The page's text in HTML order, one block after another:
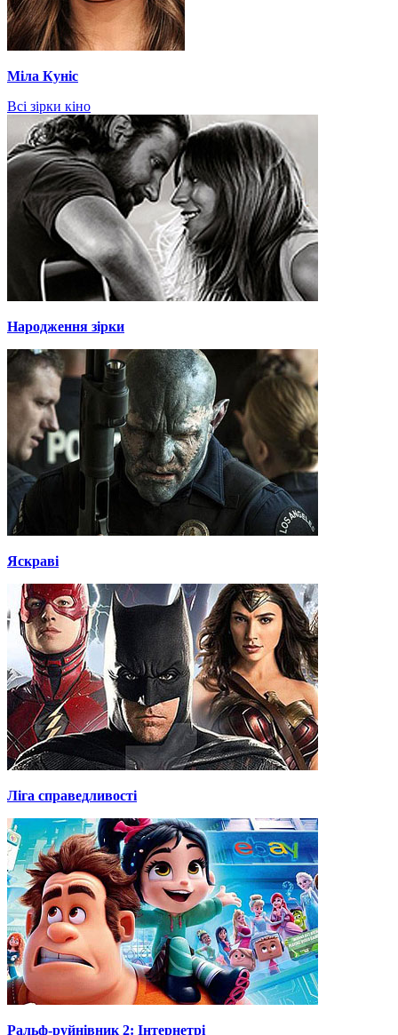
Міла Куніс
Всі зірки кіно
Народження зірки
Яскраві
Ліга справедливості
Ральф-руйнівник 2: Інтернетрі